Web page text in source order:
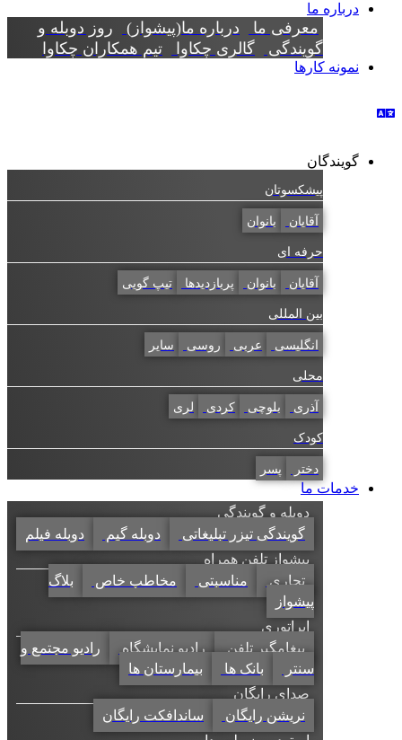
درباره ما
معرفی ما درباره ما(پیشواز)
روز دوبله و
گویندگی گالری چکاوا تیم همکاران چکاوا
نمونه کارها
گویندگان
پیشکسوتان
بانوان
حرفه ای
بانوان پربازدیدها تیپ گویی
بین المللی
انگلیسی عربی روسی سایر
محلی
بلوچی کردی لری
کودک
پسر
خدمات ما
دوبله و گویندگی
گویندگی تیزر تبلیغاتی
دوبله گیم
دوبله فیلم
پیشواز تلفن همراه
تجاری
مناسبتی مخاطب خاص
بلاگ
پیشواز
اپراتوری
پیغامگیر تلفن
رادیو نمایشگاه
رادیو مجتمع و
سنتر
بانک ها
بیمارستان ها
صدای رایگان
نریشن رایگان
ساندافکت رایگان